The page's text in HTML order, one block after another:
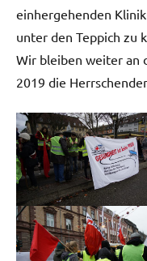
einhergehenden
unter den Teppich zu
Wir bleiben weiter an
2019 die